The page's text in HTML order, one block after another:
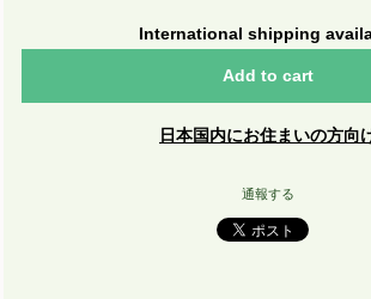
International shipping
Add to cart
日本国内にお住まいの方向
通報する